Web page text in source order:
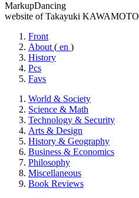
MarkupDancing
website of Takayuki KAWAMOTO
Front
About ( en )
History
Pcs
Favs
World & Society
Science & Math
Technology & Security
Arts & Design
History & Geography
Business & Economics
Philosophy
Miscellaneous
Book Reviews